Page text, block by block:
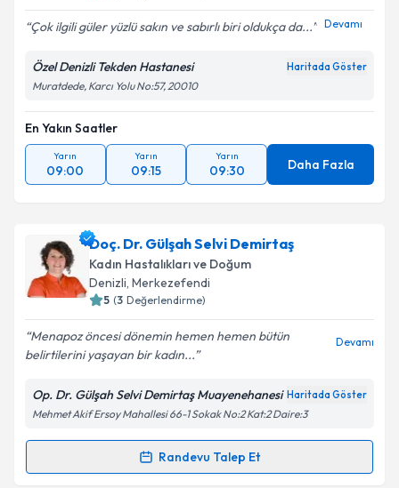
Çok ilgili güler yüzlü sakın ve sabırlı biri oldukça da... Devamı
Özel Denizli Tekden Hastanesi Haritada Göster
Muratdede, Karcı Yolu No:57, 20010
En Yakın Saatler
Yarın
09:00
Yarın
09:15
Yarın
09:30 Daha Fazla
Doç. Dr. Gülşah Selvi Demirtaş
Kadın Hastalıkları ve Doğum
Denizli, Merkezefendi
5 (3 Değerlendirme)
Menapoz öncesi dönemin hemen hemen bütün
belirtilerini yaşayan bir kadın...
Devamı
Op. Dr. Gülşah Selvi Demirtaş Muayenehanesi Haritada Göster
Mehmet Akif Ersoy Mahallesi 66-1 Sokak No:2 Kat:2 Daire:3
Randevu Talep Et
Randevu Takvimi Talebi